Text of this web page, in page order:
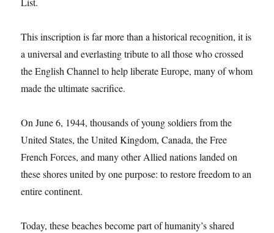
This inscription is far more than a historical recognition, it is
a universal and everlasting tribute to all those who crossed
the English Channel to help liberate Europe, many of whom
made the ultimate sacrifice.
On June 6, 1944, thousands of young soldiers from the
United States, the United Kingdom, Canada, the Free
French Forces, and many other Allied nations landed on
these shores united by one purpose: to restore freedom to an
entire continent.
Today, these beaches become part of humanity’s shared